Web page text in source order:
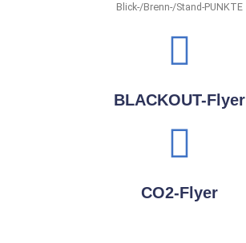
Blick-/Brenn-/Stand-PUNKTE
BLACKOUT-Flyer
CO2-Flyer